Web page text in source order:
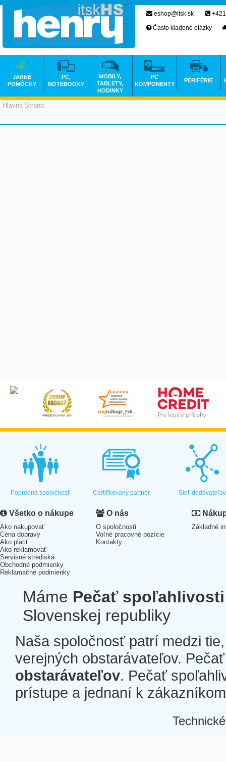
Hlavná Strana
eshop@itsk.sk
Často kladené otázky
JARNÉ
POMÔCKY
PC,
NOTEBOOKY
MOBILY,
TABLETY,
HODINKY
PC
KOMPONENTY
PERIFÉRIE
Popredná spoločnosť Certifikovaný partner Sieť dodávateľov
Všetko o nákupe
Ako nakupovať
Cena dopravy
Ako platiť
Ako reklamovať
Servisné strediská
Obchodné podmienky
Reklamačné podmienky
O nás
O spoločnosti
Voľné pracovné pozície
Kontakty
Základné
Máme Pečať spoľahlivosti
Slovenskej republiky
Naša spoločnosť patrí medzi
verejných obstarávateľov.
obstarávateľov. Pečať
prístupe a jednaní k